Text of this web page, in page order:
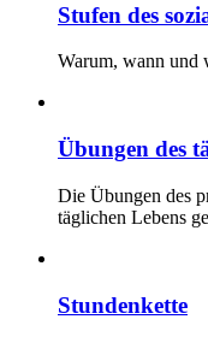
Stufen des
Warum, wann und
Übungen des
Die Übungen des
täglichen Lebens
Stundenkette